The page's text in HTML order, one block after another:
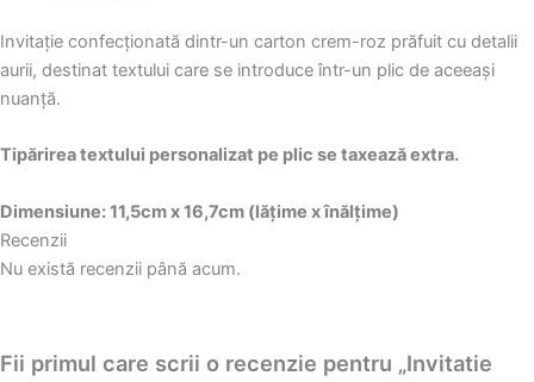
Invitație confecționată dintr-un carton crem-roz prăfuit cu detalii
aurii, destinat textului care se introduce într-un plic de aceeași
nuanță.
Tipărirea textului personalizat pe plic se taxează extra.
Dimensiune: 11,5cm x 16,7cm (lățime x înălțime)
Recenzii
Nu există recenzii până acum.
Fii primul care scrii o recenzie pentru „Invitatie